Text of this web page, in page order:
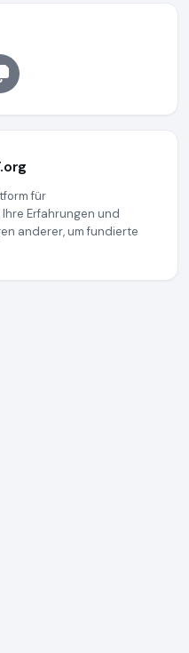
für
Erfahrungen und
anderer, um fundierte